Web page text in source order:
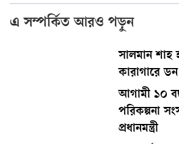
এ সম্পর্কিত আরও পড়ুন
সালমান শাহ
কারাগারে ডন
আগামী ১০
পরিকল্পনা
প্রধানমন্ত্রী